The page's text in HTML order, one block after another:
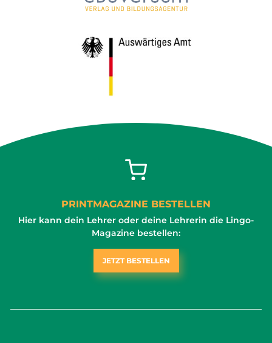
PRINTMAGAZINE BESTELLEN
Hier kann dein Lehrer oder deine Lehrerin die Lingo-
Magazine bestellen:
JETZT BESTELLEN